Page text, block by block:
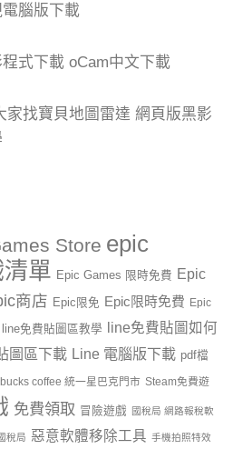
腦版下載
式下載 oCam中文下載
家找寶貝地圖雷達 網頁版黑影
Store epic
單 Epic Games 限時免費 Epic
商店 Epic限免 Epic限時免費 Epic
line免費貼圖區教學
line免費貼圖如何
圖區下載 Line 電腦版下載 pdf檔
coffee 統一星巴克門市 Steam免費遊
免費領取 冒險遊戲 國稅局 網路報稅軟
稅局 惡意軟體移除工具 手機拍照特效